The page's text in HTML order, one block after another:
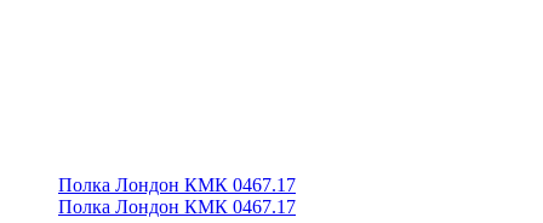
Полка Лондон КМК 0467.17
Полка Лондон КМК 0467.17